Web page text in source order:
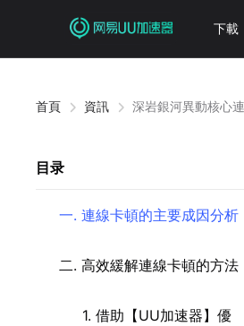
下載
首頁 資訊 深岩銀河異動核心
目录
一. 連線卡頓的主要成因分析
二. 高效緩解連線卡頓的方法
1. 借助【UU加速器】優